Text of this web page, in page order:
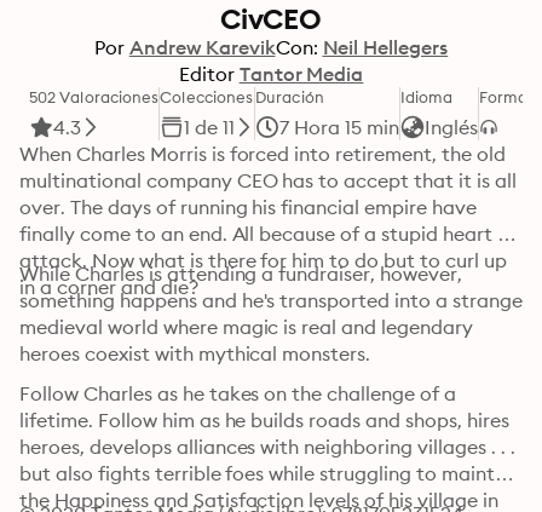
CivCEO
Por Andrew KarevikCon: Neil Hellegers
Editor Tantor Media
502 Valoraciones
4.3
Colecciones
1 de 11
Duración
7 Hora 15 min
Idioma
Inglés
When Charles Morris is forced into retirement, the old
multinational company CEO has to accept that it is all
over. The days of running his financial empire have
finally come to an end. All because of a stupid heart
attack. Now what is there for him to do but to curl up
in a corner and die?
While Charles is attending a fundraiser, however,
something happens and he's transported into a strange
medieval world where magic is real and legendary
heroes coexist with mythical monsters.
Follow Charles as he takes on the challenge of a
lifetime. Follow him as he builds roads and shops, hires
heroes, develops alliances with neighboring villages . . .
but also fights terrible foes while struggling to maintain
the Happiness and Satisfaction levels of his village in